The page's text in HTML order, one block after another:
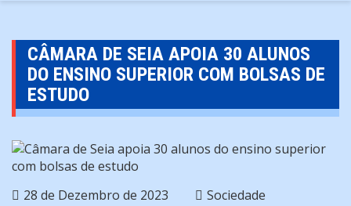
CÂMARA DE SEIA APOIA 30 ALUNOS
DO ENSINO SUPERIOR COM BOLSAS DE
ESTUDO
28 de Dezembro de 2023 Sociedade